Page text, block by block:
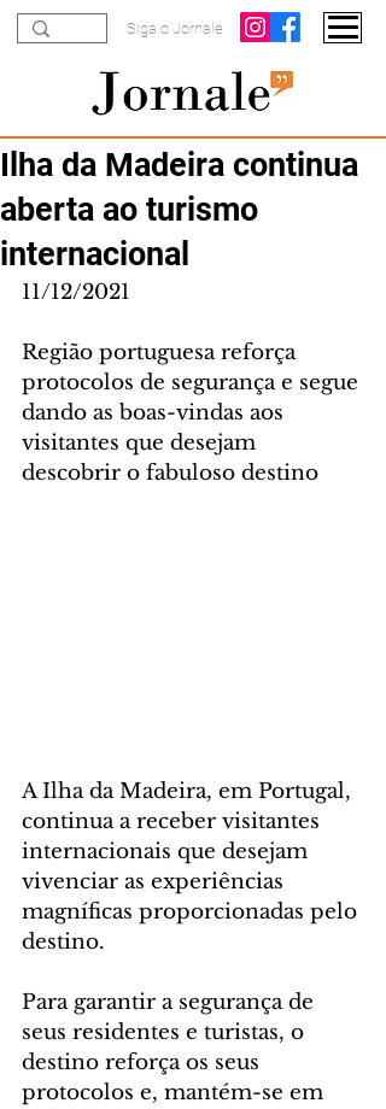
Siga o Jornale
Ilha da Madeira continua
aberta ao turismo
internacional
11/12/2021
Região portuguesa reforça
protocolos de segurança e segue
dando as boas-vindas aos
visitantes que desejam
descobrir o fabuloso destino
A Ilha da Madeira, em Portugal,
continua a receber visitantes
internacionais que desejam
vivenciar as experiências
magníficas proporcionadas pelo
destino.
Para garantir a segurança de
seus residentes e turistas, o
destino reforça os seus
protocolos e, mantém-se em